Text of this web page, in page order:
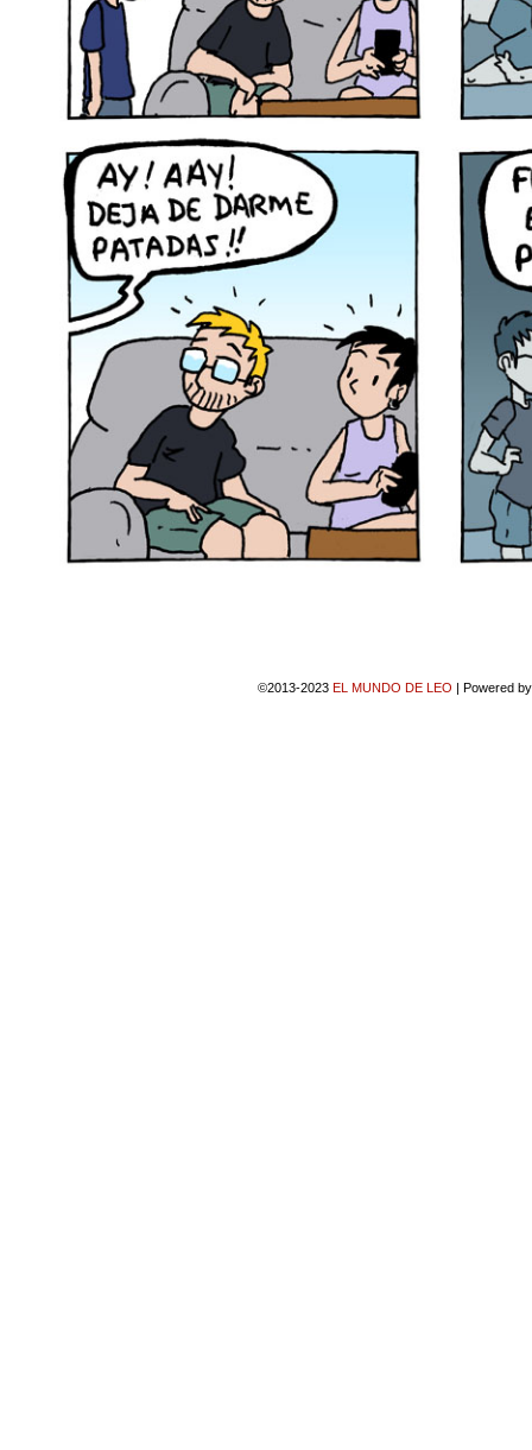
©2013-2023 EL MUNDO DE LEO | Powered